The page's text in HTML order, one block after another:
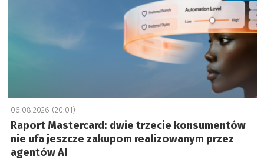
06.08.2026 (20:01)
Raport Mastercard: dwie trzecie konsumentów
nie ufa jeszcze zakupom realizowanym przez
agentów AI